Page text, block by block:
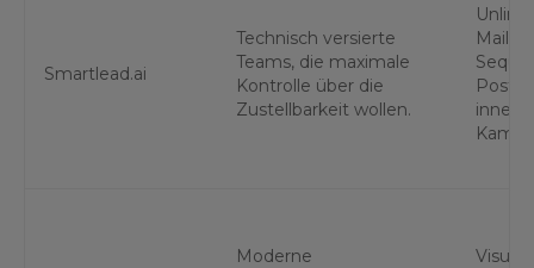
Smartlead.ai
Technisch versierte
Teams, die maximale
Kontrolle über die
Zustellbarkeit wollen.
Moderne